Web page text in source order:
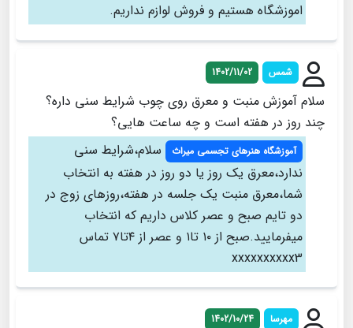
اموزشگاه هستیم و فروش لوازم نداریم.
شمس 1402/11/02
سلام آموزش منبت و معرق روی چوب شرایط سنی داره؟
چند روز در هفته است و چه ساعت هایی؟
آموزشگاه هنرهای تجسمی میراث
سلام،شرایط سنی
ندارد،معرق یک روز یا دو روز در هفته به انتخاب
شما،معرق منبت یک جلسه در هفته،روزهای زوج در
دو تایم صبح و عصر کلاس داریم که انتخاب
میفرمایید.صبح از ۱۰ تا۱ و عصر از ۴تا۷ تماس
xxxxxxxxxx3
مهرسا 1402/10/24